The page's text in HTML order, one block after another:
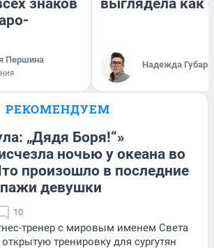
знаков
Першина
выглядела как
Надежда Губарь
РЕКОМЕНДУЕМ
„Дядя Боря!“»
ночью у океана во
произошло в последние
девушки
10
тренер с мировым именем Света
тренировку для сургутян